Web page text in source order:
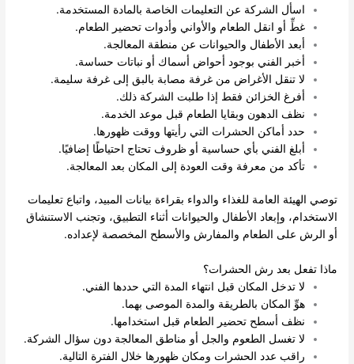
اسأل الشركة عن التعليمات الخاصة بالمادة المستخدمة.
غطِّ أو انقل الطعام والأواني وأدوات تحضير الطعام.
أبعد الأطفال والحيوانات عن منطقة المعالجة.
أخبر الفني بوجود أحواض أسماك أو نباتات حساسة.
لا تنقل الأغراض من غرفة مصابة بالبق إلى غرفة سليمة.
أفرغ الخزائن فقط إذا طلبت الشركة ذلك.
نظف الدهون وبقايا الطعام قبل موعد الخدمة.
حدد أماكن الحشرات التي رأيتها ووقت ظهورها.
أبلغ الفني بأي حساسية أو ظروف تحتاج احتياطًا إضافيًا.
تأكد من معرفة وقت العودة إلى المكان بعد المعالجة.
توصي الهيئة العامة للغذاء والدواء بقراءة بيانات المبيد، واتباع تعليمات
الاستخدام، وإبعاد الأطفال والحيوانات أثناء التطبيق، وتجنب الاستنشاق
أو الرش على الطعام والمفارش والأسطح المخصصة لإعداده.
ماذا تفعل بعد رش الحشرات؟
لا تدخل المكان قبل انتهاء المدة التي حددها الفني.
هوِّ المكان بالطريقة والمدة الموصى بهما.
نظف أسطح تحضير الطعام قبل استخدامها.
لا تغسل الطعوم والجل أو مناطق المعالجة دون سؤال الشركة.
راقب عدد الحشرات ومكان ظهورها خلال الفترة التالية.